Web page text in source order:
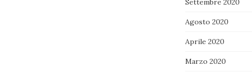
Settembre 2020
Agosto 2020
Aprile 2020
Marzo 2020